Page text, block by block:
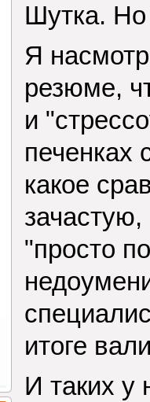
Шутка.
Я
резюме,
и
печенках
какое
"просто
итоге
И таких у